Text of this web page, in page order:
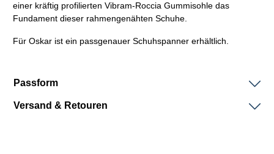
einer kräftig profilierten Vibram-Roccia Gummisohle das
Fundament dieser rahmengenähten Schuhe
Für Oskar ist ein passgenauer Schuhspanner erhältlich.
Passform
Versand & Retouren